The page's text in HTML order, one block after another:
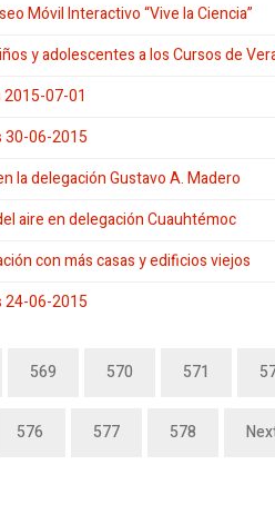
Móvil Interactivo “Vive la Ciencia”
y adolescentes a los Cursos de
07-01
30-06-2015
la delegación Gustavo A. Madero
aire en delegación Cuauhtémoc
con más casas y edificios viejos
24-06-2015
569 570 571
576 577 578